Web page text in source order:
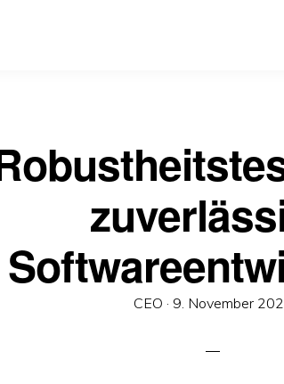
CEO · Veröffentlicht
9. November